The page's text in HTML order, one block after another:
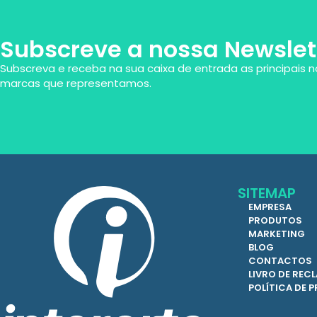
Subscreve a nossa
Subscreva e receba na sua caixa de entrada as principais
marcas que representamos.
SITEMAP
EMPRESA
PRODUTOS
MARKETING
BLOG
CONTACTOS
LIVRO DE
POLÍTICA DE